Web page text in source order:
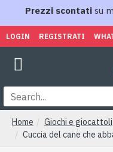
Prezzi scontati su
LOGIN REGISTRATI
Home
Giochi e giocattoli
Cuccia del cane che